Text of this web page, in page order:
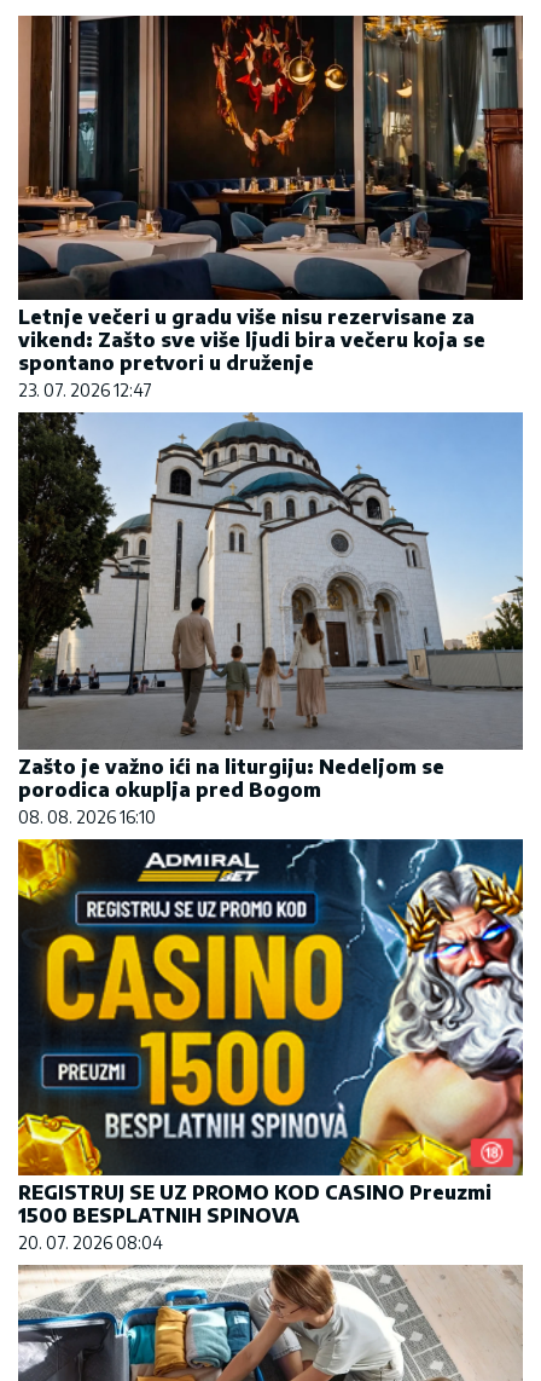
Letnje večeri u gradu više nisu rezervisane za
vikend: Zašto sve više ljudi bira večeru koja se
spontano pretvori u druženje
23. 07. 2026 12:47
Zašto je važno ići na liturgiju: Nedeljom se
porodica okuplja pred Bogom
08. 08. 2026 16:10
REGISTRUJ SE UZ PROMO KOD CASINO Preuzmi
1500 BESPLATNIH SPINOVA
20. 07. 2026 08:04